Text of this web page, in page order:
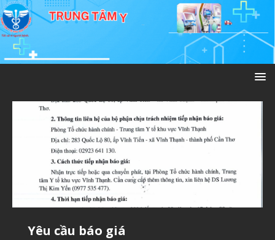
Yêu cầu báo giá
Yêu cầu báo giá
Please follow and like us:
Yêu cầu báo giá kệ hàng
Please follow and like us:
Yêu cầu báo giá thuê phần mềm
Please follow and like us: